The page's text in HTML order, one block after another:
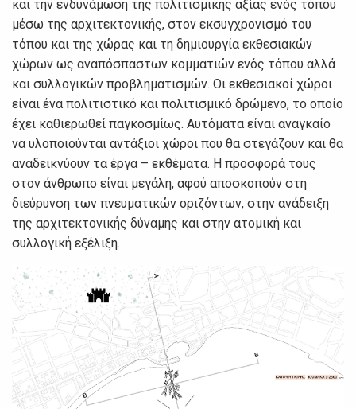
και την ενδυνάμωση της πολιτισμικής αξίας ενός τόπου
μέσω της αρχιτεκτονικής, στον εκσυγχρονισμό του
τόπου και της χώρας και τη δημιουργία εκθεσιακών
χώρων ως αναπόσπαστων κομματιών ενός τόπου αλλά
και συλλογικών προβληματισμών. Οι εκθεσιακοί χώροι
είναι ένα πολιτιστικό και πολιτισμικό δρώμενο, το οποίο
έχει καθιερωθεί παγκοσμίως. Αυτόματα είναι αναγκαίο
να υλοποιούνται αντάξιοι χώροι που θα στεγάζουν και θα
αναδεικνύουν τα έργα – εκθέματα. Η προσφορά τους
στον άνθρωπο είναι μεγάλη, αφού αποσκοπούν στη
διεύρυνση των πνευματικών οριζόντων, στην ανάδειξη
της αρχιτεκτονικής δύναμης και στην ατομική και
συλλογική εξέλιξη.